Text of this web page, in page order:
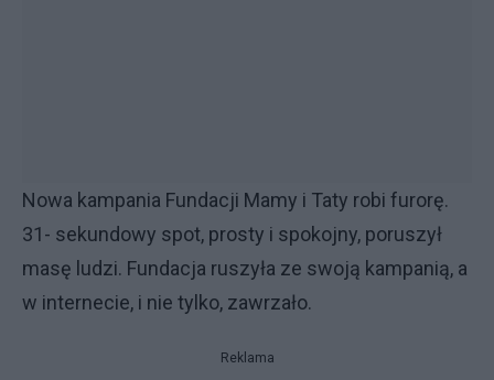
Nowa kampania Fundacji Mamy i Taty robi furorę.
31- sekundowy spot, prosty i spokojny, poruszył
masę ludzi. Fundacja ruszyła ze swoją kampanią, a
w internecie, i nie tylko, zawrzało.
Reklama